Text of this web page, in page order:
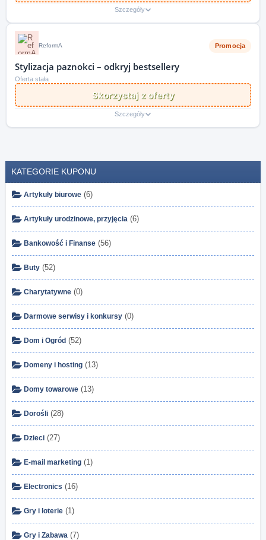
Szczegóły
ReformA Promocja
Stylizacja paznokci – odkryj bestsellery
Oferta stała
Skorzystaj z oferty
Szczegóły
KATEGORIE KUPONU
Artykuły biurowe (6)
Artykuły urodzinowe, przyjęcia (6)
Bankowość i Finanse (56)
Buty (52)
Charytatywne (0)
Darmowe serwisy i konkursy (0)
Dom i Ogród (52)
Domeny i hosting (13)
Domy towarowe (13)
Dorośli (28)
Dzieci (27)
E-mail marketing (1)
Electronics (16)
Gry i loterie (1)
Gry i Zabawa (7)